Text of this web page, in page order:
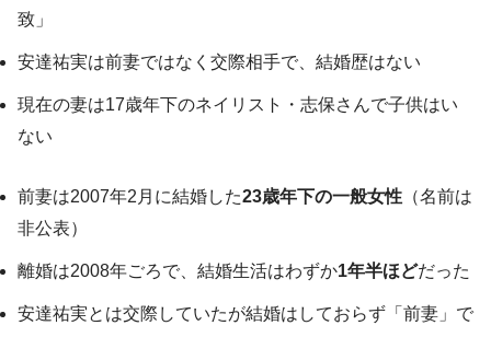
致」
安達祐実は前妻ではなく交際相手で、結婚歴はない
現在の妻は17歳年下のネイリスト・志保さんで子供はい
ない
前妻は2007年2月に結婚した23歳年下の一般女性 （名前は
非公表）
離婚は2008年ごろで、結婚生活はわずか1年半ほどだった
安達祐実とは交際していたが結婚はしておらず「前妻」で